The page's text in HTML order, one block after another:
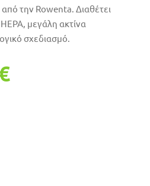
την Rowenta. Διαθέτει
μεγάλη ακτίνα
σχεδιασμό.